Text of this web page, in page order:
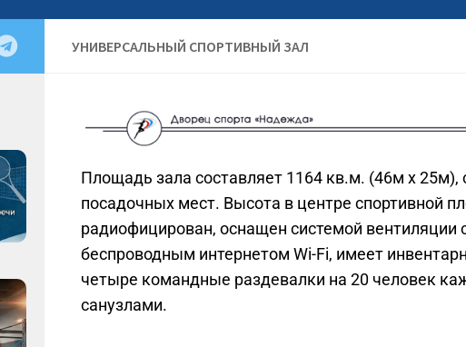
УНИВЕРСАЛЬНЫЙ СПОРТИВНЫЙ ЗАЛ
Площадь зала составляет 1164 кв.м. (46м х 25м),
посадочных мест. Высота в центре спортивной
радиофицирован, оснащен системой вентиляции
беспроводным интернетом Wi-Fi, имеет
четыре командные раздевалки на 20 человек
санузлами.